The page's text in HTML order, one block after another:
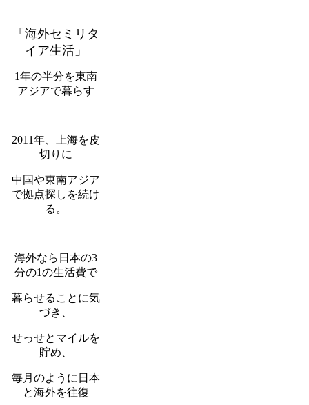
「海外セミリタ
イア生活」
1年の半分を東南
アジアで暮らす
2011年、上海を皮
切りに
中国や東南アジア
で拠点探しを続け
る。
海外なら日本の3
分の1の生活費で
暮らせることに気
づき、
せっせとマイルを
貯め、
毎月のように日本
と海外を往復